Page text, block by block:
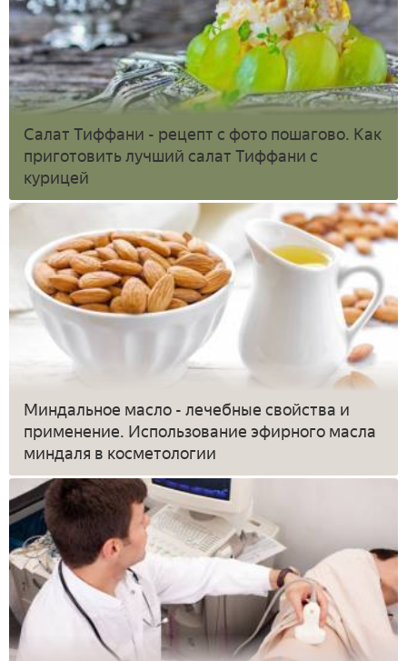
Салат Тиффани - рецепт с фото пошагово. Как
приготовить лучший салат Тиффани с
курицей
Миндальное масло - лечебные свойства и
применение. Использование эфирного масла
миндаля в косметологии